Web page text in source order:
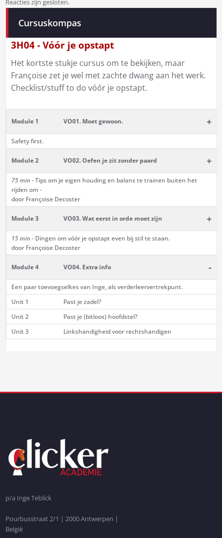
Bericht
navigatie
Reacties zijn gesloten.
Cursuskompas
3H04 - Vóór je opstapt
Het kortste stukje cursus om te bekijken, maar
Françoise zet je wel met zachte dwang aan het werk.
Checklist/stuff to do vóór je opstapt.
Module 1 VO01. Moet gewoon. +
Safety first.
Module 2 VO02. Oefen je zit zonder paard +
75 min -Tips om je eigen houding en balans te trainen buiten het
rijden om -
door Françoise Decoster
Module 3 VO03. Wat eerst in orde moet zijn +
15 min- Dingen om vóór je opstapt even bij stil te staan.
door Françoise Decoster
Module 4 VO04. Extra info -
Een paar toevoegselkes van Inge, als verderleervertrekpunt.
Unit 1
Past je zadel?
Unit 2
Past je (bitloos) hoofdstel?
Unit 3
Linkshandigheid voor rechtshandigen
p/a Inge Teblick
Pourbusstraat 2/1 | 2000 Antwerpen |
België